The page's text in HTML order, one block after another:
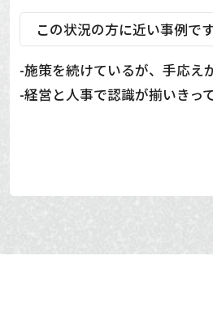
この状況の方に近い事例で
施策を続けているが、手応え
経営と人事で認識が揃いきっ